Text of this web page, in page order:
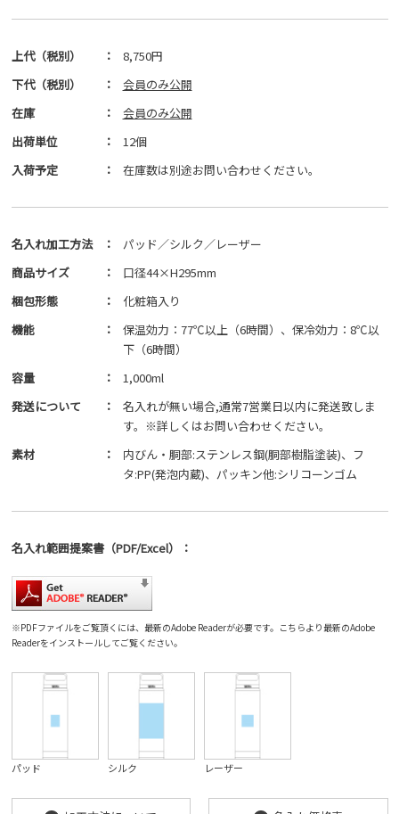
上代（税別） ：
8,750円
下代（税別）
：
会員のみ公開
在庫
：
会員のみ公開
出荷単位
：
12個
入荷予定
： 在庫数は別途お問い合わせください。
名入れ加工方法 ：
パッド／シルク／レーザー
商品サイズ
：
口径44×H295mm
梱包形態
：
化粧箱入り
機能
：
保温効力：77℃以上（6時間）、保冷効力：8℃以
下（6時間）
容量
：
1,000ml
発送について
：
名入れが無い場合,通常7営業日以内に発送致しま
す。※詳しくはお問い合わせください。
素材
：
内びん・胴部:ステンレス鋼(胴部樹脂塗装)、フ
タ:PP(発泡内蔵)、パッキン他:シリコーンゴム
名入れ範囲提案書（PDF/Excel） ：
※PDFファイルをご覧頂くには、最新のAdobe Readerが必要です。 こちらより最新のAdobe
Readerをインストールしてご覧ください。
パッド シルク レーザー